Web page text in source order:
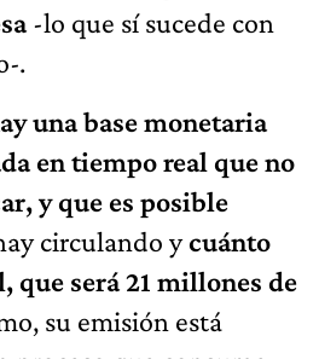
-lo que sí sucede con
.
una base monetaria
en tiempo real que no
y que es posible
circulando ycuánto
que será 21 millones de
su emisión está